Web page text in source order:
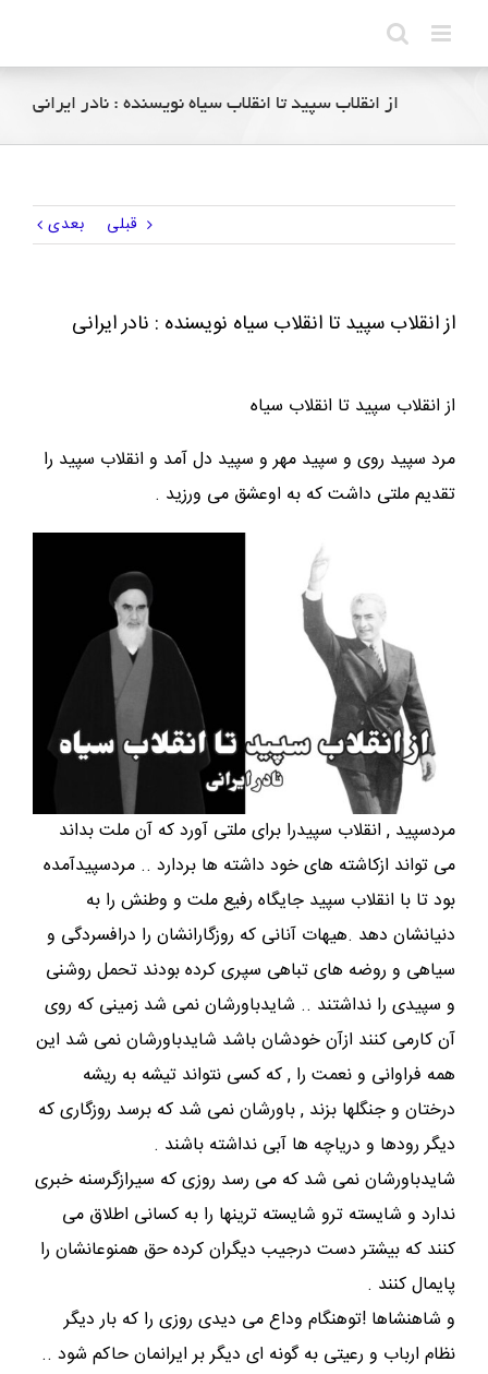
از انقلاب سپید تا انقلاب سیاه نویسنده : نادر ایرانی
قبلی بعدی
از انقلاب سپید تا انقلاب سیاه نویسنده : نادر ایرانی
از انقلاب سپید تا انقلاب سیاه
مرد سپید روی و سپید مهر و سپید دل آمد و انقلاب سپید را
تقدیم ملتی داشت که به اوعشق می ورزید .
مردسپید , انقلاب سپیدرا برای ملتی آورد که آن ملت بداند
می تواند ازکاشته های خود داشته ها بردارد .. مردسپیدآمده
بود تا با انقلاب سپید جایگاه رفیع ملت و وطنش را به
دنیانشان دهد .هیهات آنانی که روزگارانشان را درافسردگی و
سیاهی و روضه های تباهی سپری کرده بودند تحمل روشنی
و سپیدی را نداشتند .. شایدباورشان نمی شد زمینی که روی
آن کارمی کنند ازآن خودشان باشد شایدباورشان نمی شد این
همه فراوانی و نعمت را , که کسی نتواند تیشه به ریشه
درختان و جنگلها بزند , باورشان نمی شد که برسد روزگاری که
دیگر رودها و دریاچه ها آبی نداشته باشند .
شایدباورشان نمی شد که می رسد روزی که سیرازگرسنه خبری
ندارد و شایسته ترو شایسته ترینها را به کسانی اطلاق می
کنند که بیشتر دست درجیب دیگران کرده حق همنوعانشان را
پایمال کنند .
و شاهنشاها !توهنگام وداع می دیدی روزی را که بار دیگر
نظام ارباب و رعیتی به گونه ای دیگر بر ایرانمان حاکم شود ..